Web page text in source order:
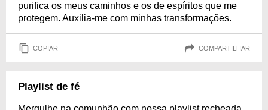
purifica os meus caminhos e os de espíritos que me
protegem. Auxilia-me com minhas transformações.
COPIAR COMPARTILHAR
Playlist de fé